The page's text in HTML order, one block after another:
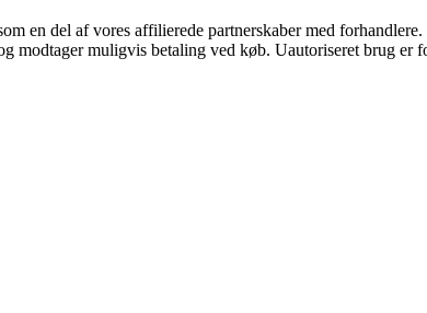
en del af vores affilierede partnerskaber med forhandlere.
modtager muligvis betaling ved køb. Uautoriseret brug er